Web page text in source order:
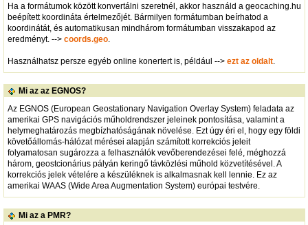
Ha a formátumok között konvertálni szeretnél, akkor használd a geocaching.hu
beépített koordináta értelmezőjét. Bármilyen formátumban beírhatod a
koordinátát, és automatikusan mindhárom formátumban visszakapod az
eredményt. --> coords.geo.
Használhatsz persze egyéb online konertert is, például --> ezt az oldalt.
Mi az az EGNOS?
Az EGNOS (European Geostationary Navigation Overlay System) feladata az
amerikai GPS navigációs műholdrendszer jeleinek pontosítása, valamint a
helymeghatározás megbízhatóságának növelése. Ezt úgy éri el, hogy egy földi
követőállomás-hálózat mérései alapján számított korrekciós jeleit
folyamatosan sugározza a felhasználók vevőberendezései felé, méghozzá
három, geostcionárius pályán keringő távközlési műhold közvetítésével. A
korrekciós jelek vételére a készüléknek is alkalmasnak kell lennie. Ez az
amerikai WAAS (Wide Area Augmentation System) európai testvére.
Mi az a PMR?